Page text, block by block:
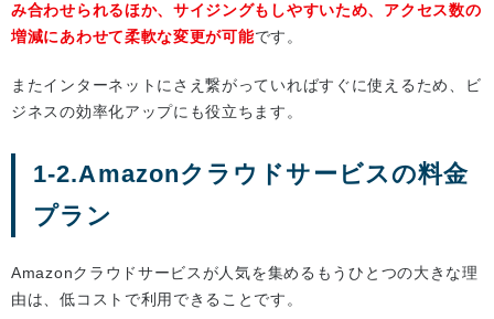
み合わせられるほか、サイジングもしやすいため、アクセス数の
増減にあわせて柔軟な変更が可能です。
またインターネットにさえ繋がっていればすぐに使えるため、ビ
ジネスの効率化アップにも役立ちます。
1-2.Amazonクラウドサービスの料金
プラン
Amazonクラウドサービスが人気を集めるもうひとつの大きな理
由は、低コストで利用できることです。